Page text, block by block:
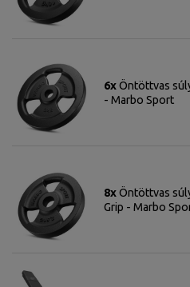
6xÖntöttvas
- Marbo Sport
8xÖntöttvas
Grip - Marbo